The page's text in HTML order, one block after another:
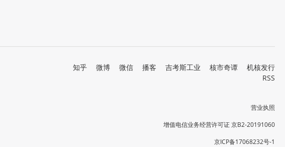
知乎 微博 微信 播客 吉考斯工业 核市奇谭
机核发行
RSS
营业执照
增值电信业务经营许可证 京B2-20191060
京ICP备17068232号-1